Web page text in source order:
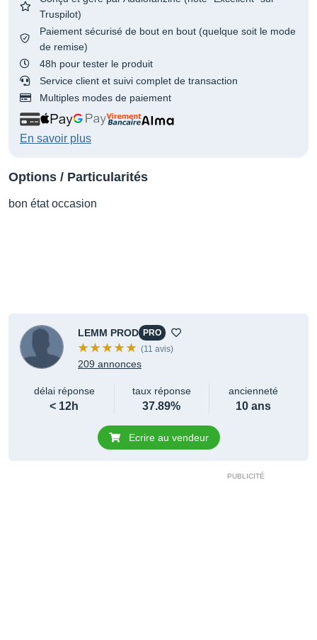
Truspilot)
Paiement sécurisé de bout en bout (quelque soit le mode
de remise)
48h pour tester le produit
Service client et suivi complet de transaction
Multiples modes de paiement
En savoir plus
Options / Particularités
bon état occasion
LEMM PROD PRO
(11 avis)
209 annonces
délai réponse
< 12h
taux réponse
37.89%
ancienneté
10 ans
Ecrire au vendeur